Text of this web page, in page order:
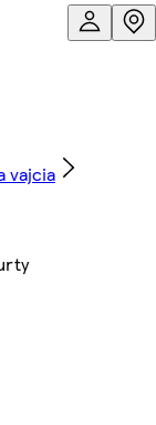
vajcia